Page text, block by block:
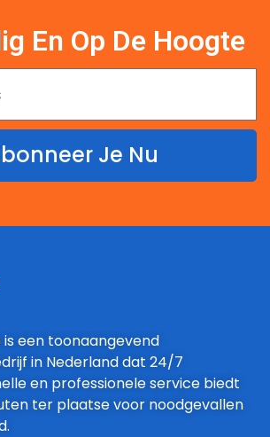
En Op De Hoogte
Je Nu
een toonaangevend
in Nederland dat 24/7
en professionele service biedt
ter plaatse voor noodgevallen